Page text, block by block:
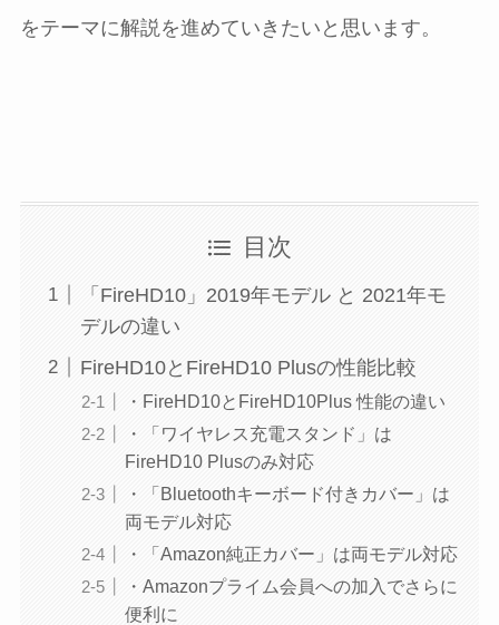
をテーマに解説を進めていきたいと思います。
目次
「FireHD10」2019年モデル と 2021年モ
デルの違い
FireHD10とFireHD10 Plusの性能比較
・FireHD10とFireHD10Plus 性能の違い
・「ワイヤレス充電スタンド」は
FireHD10 Plusのみ対応
・「Bluetoothキーボード付きカバー」は
両モデル対応
・「Amazon純正カバー」は両モデル対応
・Amazonプライム会員への加入でさらに
便利に